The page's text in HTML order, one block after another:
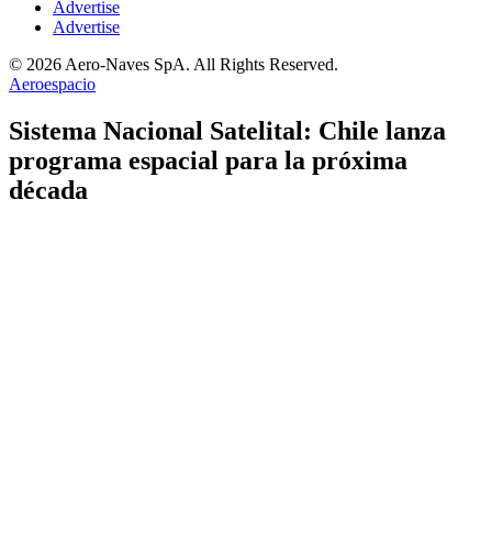
Advertise
Advertise
© 2026 Aero-Naves SpA. All Rights Reserved.
Aeroespacio
Sistema Nacional Satelital: Chile lanza
programa espacial para la próxima
década